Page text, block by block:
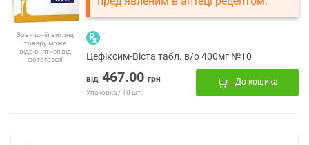
Зовнішній вигляд
товару може
відрізнятися від
фотографії
Цефіксим-Віста табл. в/о 400мг №10
від 467.00 грн
Упаковка / 10 шт.
До кошика